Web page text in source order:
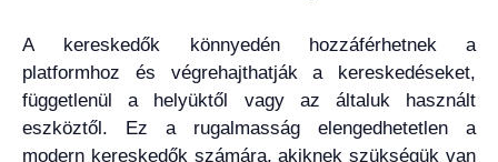
A kereskedők könnyedén hozzáférhetnek a
platformhoz és végrehajthatják a kereskedéseket,
függetlenül a helyüktől vagy az általuk használt
eszköztől. Ez a rugalmasság elengedhetetlen a
modern kereskedők számára, akiknek szükségük van